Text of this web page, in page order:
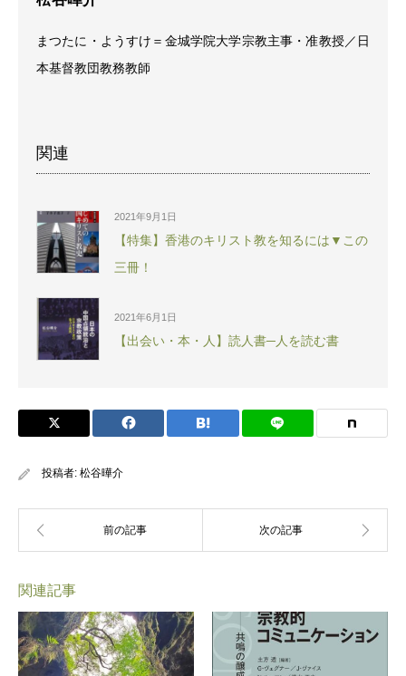
まつたに・ようすけ＝金城学院大学宗教主事・准教授／日
本基督教団教務教師
関連
2021年9月1日
【特集】香港のキリスト教を知るには▼この
三冊！
2021年6月1日
【出会い・本・人】読人書─人を読む書
投稿者: 松谷曄介
関連記事